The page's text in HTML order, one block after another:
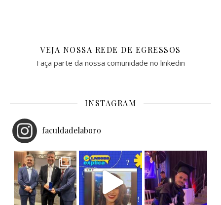
VEJA NOSSA REDE DE EGRESSOS
Faça parte da nossa comunidade no linkedin
INSTAGRAM
faculdadelaboro
Homenagem e Reconhecimento!
O pro Laboro Explica: Saiba tudo sobre Bacharel Ex-aluno Laboro conquistando grandes voos!